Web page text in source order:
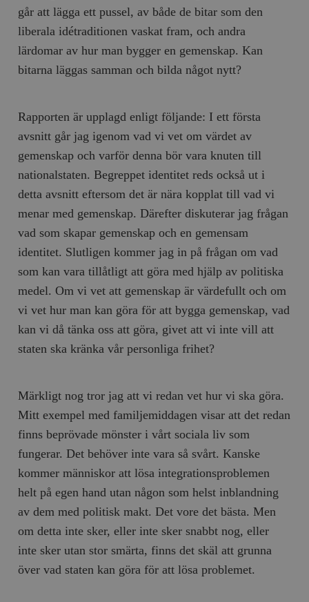
går att lägga ett pussel, av både de bitar som den
liberala idétraditionen vaskat fram, och andra
lärdomar av hur man bygger en gemenskap. Kan
bitarna läggas samman och bilda något nytt?
Rapporten är upplagd enligt följande: I ett första
avsnitt går jag igenom vad vi vet om värdet av
gemenskap och varför denna bör vara knuten till
nationalstaten. Begreppet identitet reds också ut i
detta avsnitt eftersom det är nära kopplat till vad vi
menar med gemenskap. Därefter diskuterar jag frågan
vad som skapar gemenskap och en gemensam
identitet. Slutligen kommer jag in på frågan om vad
som kan vara tillåtligt att göra med hjälp av politiska
medel. Om vi vet att gemenskap är värdefullt och om
vi vet hur man kan göra för att bygga gemenskap, vad
kan vi då tänka oss att göra, givet att vi inte vill att
staten ska kränka vår personliga frihet?
Märkligt nog tror jag att vi redan vet hur vi ska göra.
Mitt exempel med familjemiddagen visar att det redan
finns beprövade mönster i vårt sociala liv som
fungerar. Det behöver inte vara så svårt. Kanske
kommer människor att lösa integrationsproblemen
helt på egen hand utan någon som helst inblandning
av dem med politisk makt. Det vore det bästa. Men
om detta inte sker, eller inte sker snabbt nog, eller
inte sker utan stor smärta, finns det skäl att grunna
över vad staten kan göra för att lösa problemet.